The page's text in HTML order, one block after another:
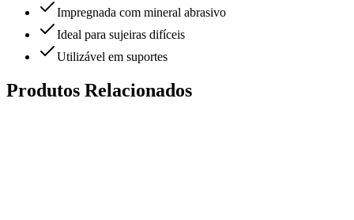
Impregnada com mineral abrasivo
Ideal para sujeiras difíceis
Utilizável em suportes
Produtos Relacionados